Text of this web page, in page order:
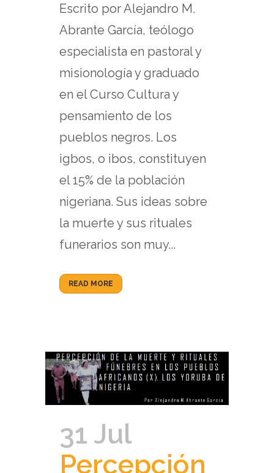
Escrito por Alejandro M.
Abrante García, teólogo
especialista en pastoral y
misionología y graduado
en el Curso Cultura y
pensamiento de los
pueblos negros. Los
igbos, o ibos, constituyen
el 15% de la población
nigeriana. Sus ideas sobre
la muerte y sus rituales
funerarios son muy...
READ MORE
31 Jul
Percepción